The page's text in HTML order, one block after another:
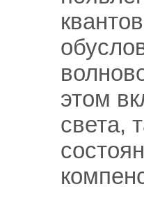
этом
света,